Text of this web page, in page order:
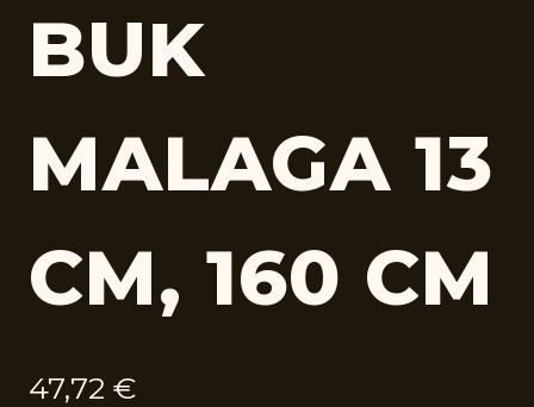
BUK
MALAGA 13
CM, 160 CM
47,72 €